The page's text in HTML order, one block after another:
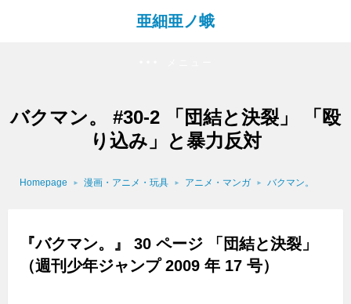
亜細亜ノ蛾
バクマン。 #30-2 「団結と決裂」 「殴
り込み」と暴力反対
Homepage 漫画・アニメ・玩具 アニメ・マンガ バクマン。
『バクマン。』 30 ページ 「団結と決裂」
（週刊少年ジャンプ 2009 年 17 号）